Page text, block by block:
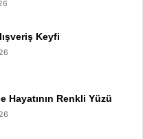
Keyfi
Hayatının Renkli Yüzü